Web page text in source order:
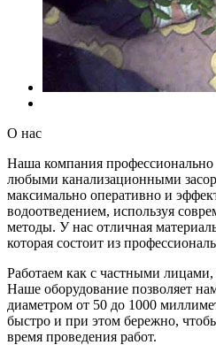
О нас
Наша компания
любыми канализационными
максимально оперативно и
водоотведением, используя
методы. У нас отличная
которая состоит из
Работаем как с частными
Наше оборудование позволяет
диаметром от 50 до 1000
быстро и при этом бережно,
время проведения работ.